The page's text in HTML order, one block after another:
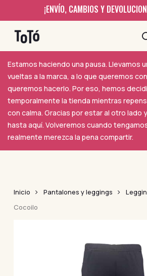
main
content
¡ENVÍO, CAMBIOS Y
Estamos haciendo una pausa. Llevamos
vueltas a la marca, a lo que queremos
queremos hacerlo. Por eso, hemos
temporalmente la tienda mientras
con calma. Gracias por estar al otro lado
hasta aquí. Volveremos cuando
realmente merezca la pena compartir.
Inicio Pantalones y leggings
Cocoilo